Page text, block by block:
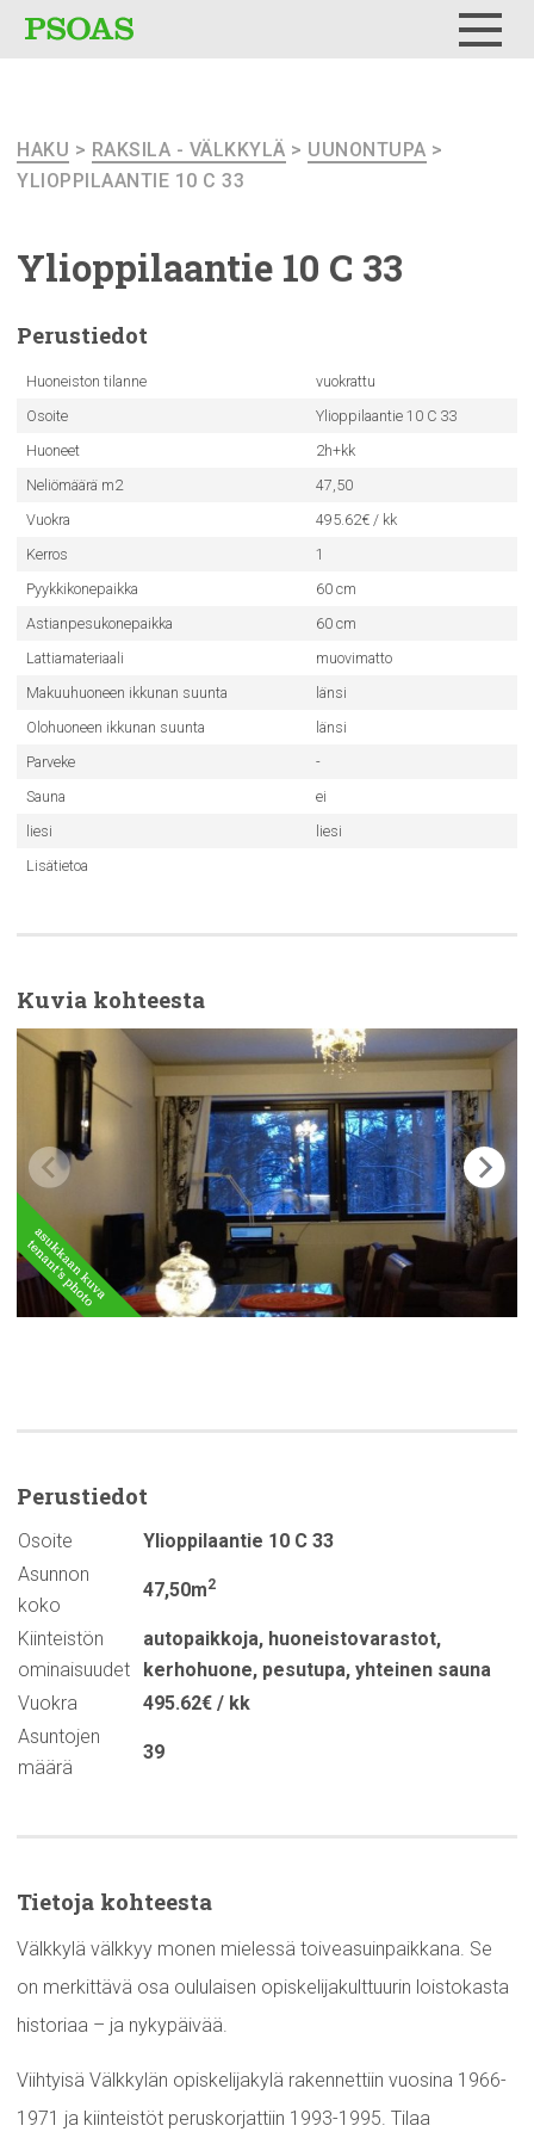
HAKU > RAKSILA - VÄLKKYLÄ > UUNONTUPA >
YLIOPPILAANTIE 10 C 33
Ylioppilaantie 10 C 33
Perustiedot
Huoneiston tilanne
vuokrattu
Osoite
Ylioppilaantie 10 C 33
Huoneet
2h+kk
Neliömäärä m2
47,50
Vuokra
495.62€ / kk
Kerros
1
Pyykkikonepaikka
60 cm
Astianpesukonepaikka
60 cm
Lattiamateriaali
muovimatto
Makuuhuoneen ikkunan suunta
länsi
Olohuoneen ikkunan suunta
länsi
Parveke
-
Sauna
ei
liesi
liesi
Lisätietoa
Kuvia kohteesta
Perustiedot
Osoite
Ylioppilaantie 10 C 33
Asunnon
koko
47,50m2
Kiinteistön
ominaisuudet
autopaikkoja, huoneistovarastot,
kerhohuone, pesutupa, yhteinen sauna
Vuokra
495.62€ / kk
Asuntojen
määrä
39
Tietoja kohteesta
Välkkylä välkkyy monen mielessä toiveasuinpaikkana. Se
on merkittävä osa oululaisen opiskelijakulttuurin loistokasta
historiaa – ja nykypäivää.
Viihtyisä Välkkylän opiskelijakylä rakennettiin vuosina 1966-
1971 ja kiinteistöt peruskorjattiin 1993-1995. Tilaa